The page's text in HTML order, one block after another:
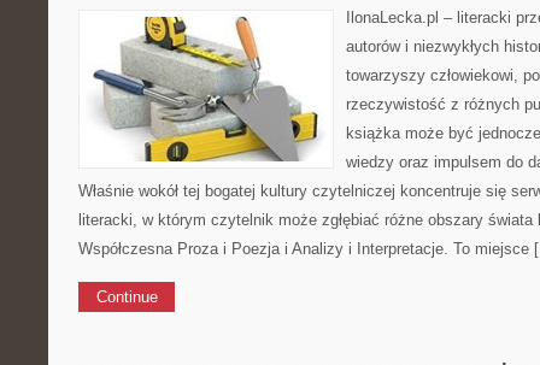
IlonaLecka.pl – literacki
autorów i niezwykłych
towarzyszy człowiekowi,
rzeczywistość z różnych
książka może być
wiedzy oraz impulsem do
Właśnie wokół tej bogatej kultury czytelniczej koncentruje się
literacki, w którym czytelnik może zgłębiać różne obszary świata
Współczesna Proza i Poezja i Analizy i Interpretacje. To
Continue